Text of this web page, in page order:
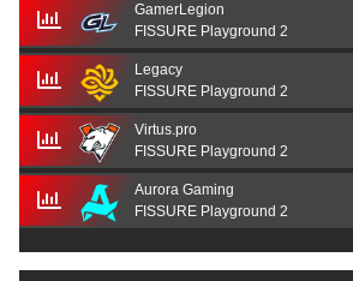
GamerLegion
FISSURE Playground 2
Legacy
FISSURE Playground 2
Virtus.pro
FISSURE Playground 2
Aurora Gaming
FISSURE Playground 2